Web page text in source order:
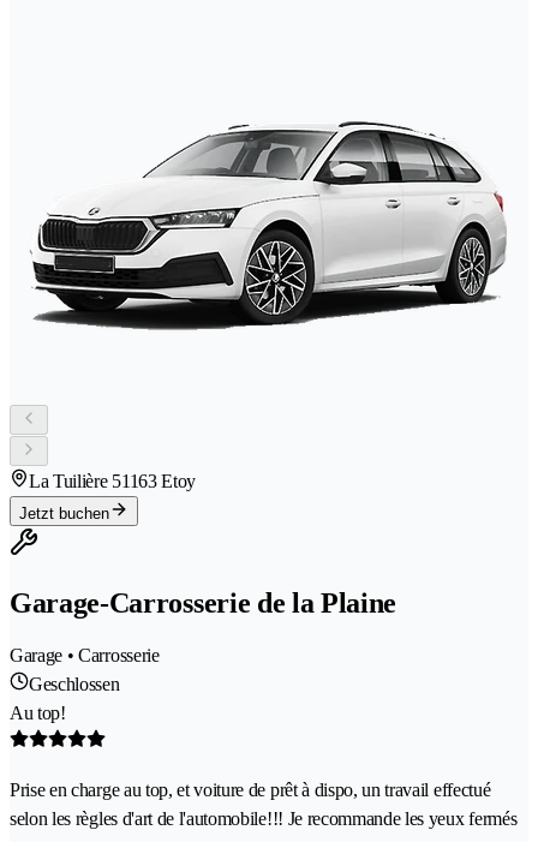
La Tuilière 51163 Etoy
Jetzt buchen
Garage-Carrosserie de la Plaine
Garage • Carrosserie
Geschlossen
Au top!
Prise en charge au top, et voiture de prêt à dispo, un travail effectué
selon les règles d'art de l'automobile!!! Je recommande les yeux fermés